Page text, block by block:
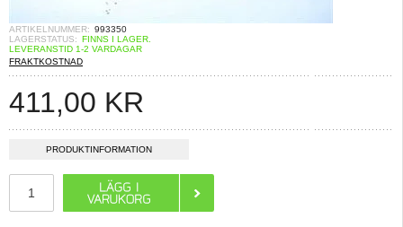
ARTIKELNUMMER: 993350
LAGERSTATUS: FINNS I LAGER.
LEVERANSTID 1-2 VARDAGAR
FRAKTKOSTNAD
411,00 KR
PRODUKTINFORMATION